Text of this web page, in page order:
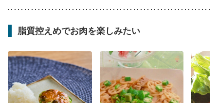
脂質控えめでお肉を楽しみたい